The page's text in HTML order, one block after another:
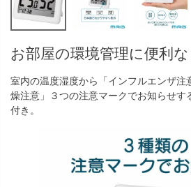
お部屋の環境管理に便利
室内の温度湿度から「インフルエンザ注
燥注意」３つの注意マークでお知らせす
付き。